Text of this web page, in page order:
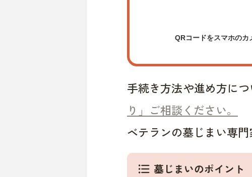
QRコードをスマホのカ
手続き方法や進め方に
り」ご相談ください。
ベテランの墓じまい専門
format_list_bulleted 墓じまいのポイント